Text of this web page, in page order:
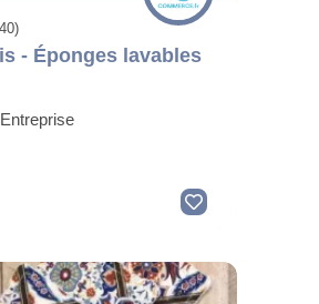
- Éponges lavables